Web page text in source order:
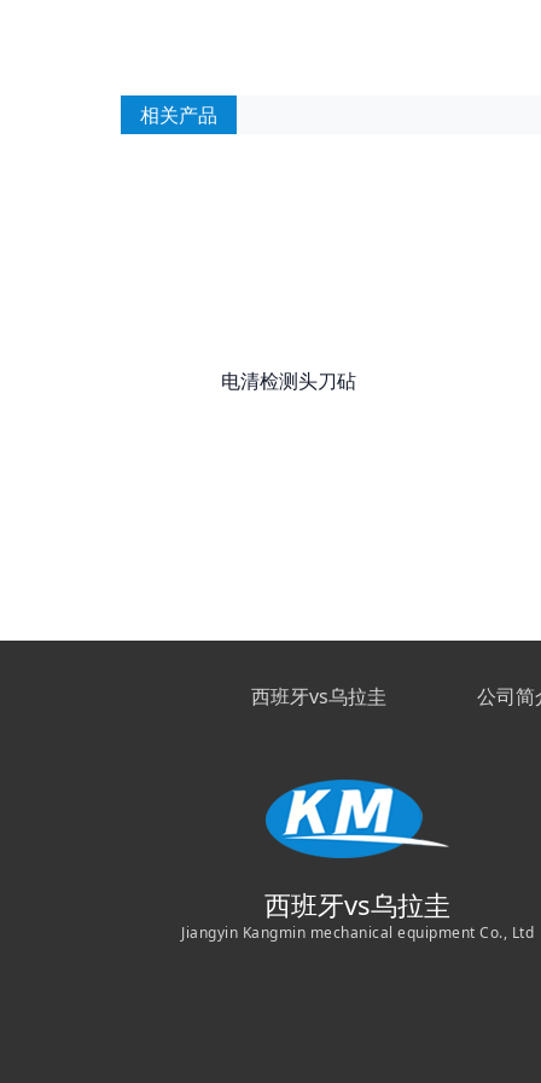
相关产品
电清检测头刀砧
西班牙vs乌拉圭 公司简
西班牙vs乌拉圭
Jiangyin Kangmin mechanical equipment Co., Ltd